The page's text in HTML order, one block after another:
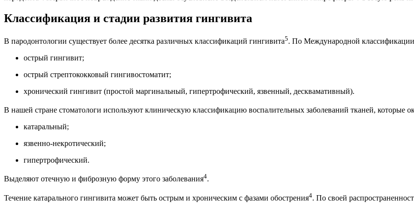
Классификация и стадии развития гингивита
В пародонтологии существует более десятка различных классификаций гингивита5. По Международной
острый гингивит;
острый стрептококковый гингивостоматит;
хронический гингивит (простой маргинальный, гипертрофический, язвенный, десквамативный).
В нашей стране стоматологи используют клиническую классификацию воспалительных заболеваний тканей, которые
катаральный;
язвенно-некротический;
гипертрофический.
Выделяют отечную и фиброзную форму этого заболевания4.
Течение катарального гингивита может быть острым и хроническим с фазами обострения4. По своей